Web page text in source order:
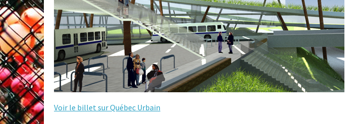
Voir le billet sur Québec Urbain